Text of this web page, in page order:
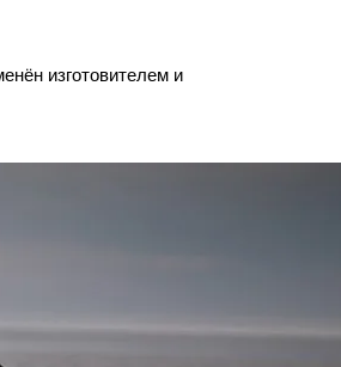
изготовителем и